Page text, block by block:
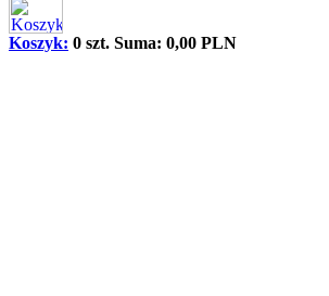
Koszyk: 0 szt. Suma: 0,00 PLN